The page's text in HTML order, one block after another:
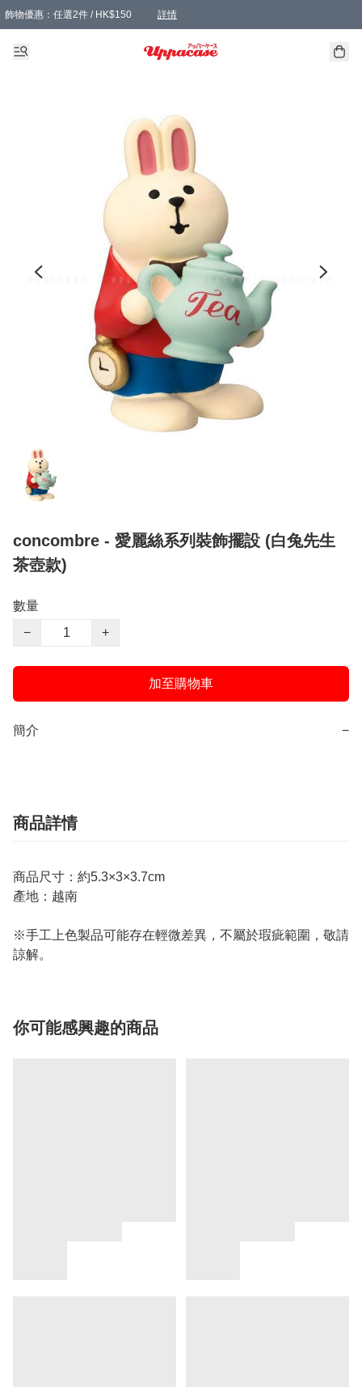
飾物優惠：任選2件 / HK$150 詳情
髮飾優惠：任選2件 / HK$100 詳情
精選襪子優惠：任選3對 / HK$115 詳情
滿額免運：本地訂單滿港幣350元可享免運費優惠
concombre - 愛麗絲系列裝飾擺設 (白兔先生
茶壺款)
數量
−
+
加至購物車
簡介 −
商品詳情
商品尺寸：約5.3×3×3.7cm
產地：越南
※手工上色製品可能存在輕微差異，不屬於瑕疵範圍，敬請
諒解。
你可能感興趣的商品